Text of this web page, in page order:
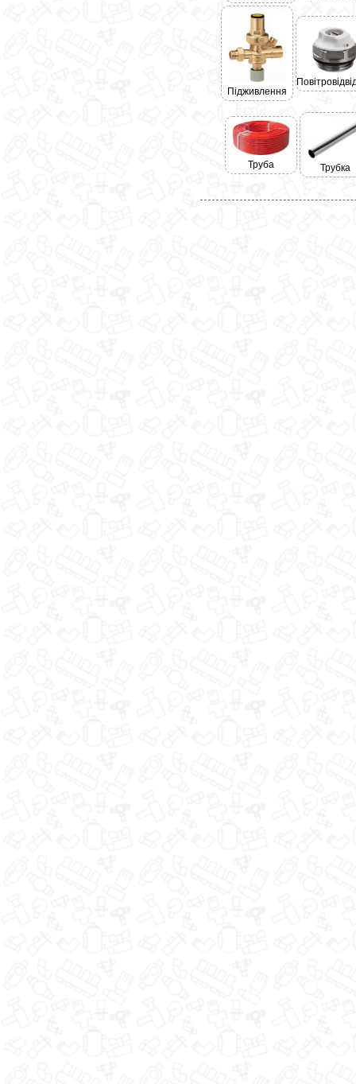
Підживлення
Труба Трубка